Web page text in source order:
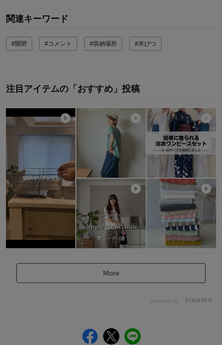
関連キーワード
#開閉 #コメント #収納場所 #米びつ
注目アイテムの「おすすめ」投稿
More
powered by